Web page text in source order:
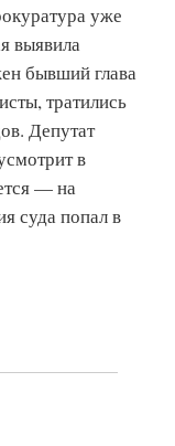
уже
выявила
бывший глава
тратились
Депутат
в
— на
суда попал в